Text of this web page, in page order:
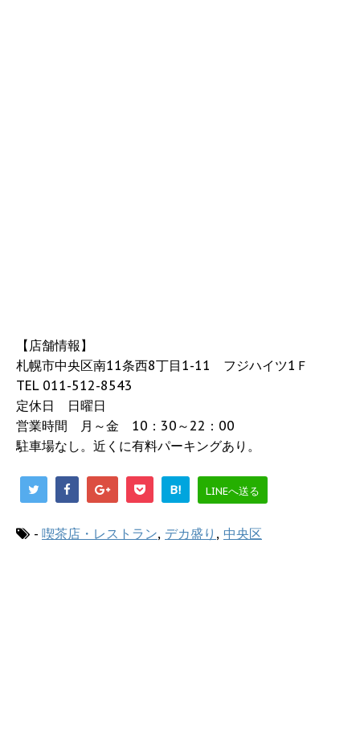
【店舗情報】
札幌市中央区南11条西8丁目1-11 フジハイツ1Ｆ
TEL 011-512-8543
定休日 日曜日
営業時間 月～金 10：30～22：00
駐車場なし。近くに有料パーキングあり。
B! LINEへ送る
- 喫茶店・レストラン, デカ盛り , 中央区